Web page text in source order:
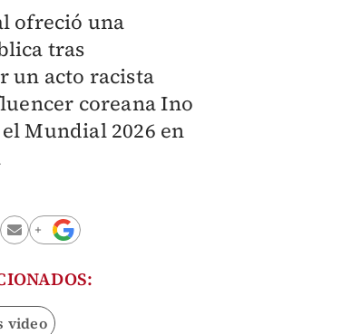
ofreció una
tras
un acto racista
coreana Ino
Mundial 2026 en
video